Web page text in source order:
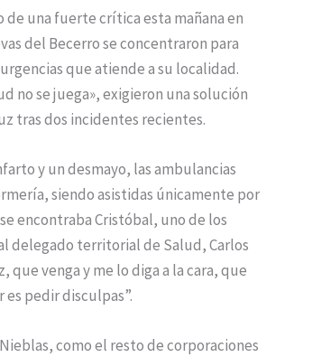
de una fuerte crítica esta mañana en
del Becerro se concentraron para
que atiende a su localidad.
no se juega», exigieron una solución
tras dos incidentes recientes.
y un desmayo, las ambulancias
siendo asistidas únicamente por
encontraba Cristóbal, uno de los
delegado territorial de Salud, Carlos
que venga y me lo diga a la cara, que
pedir disculpas”.
como el resto de corporaciones